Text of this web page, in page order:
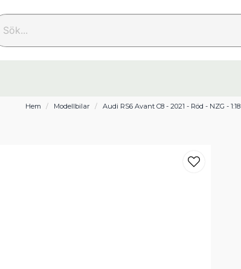
Hem Modellbilar Audi RS6 Avant C8 - 2021 - Röd - NZG - 1:18